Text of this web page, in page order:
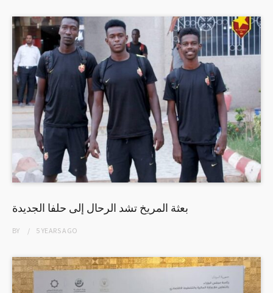
بعثة المريخ تشد الرحال إلى حلفا الجديدة
BY 5 YEARSAGO